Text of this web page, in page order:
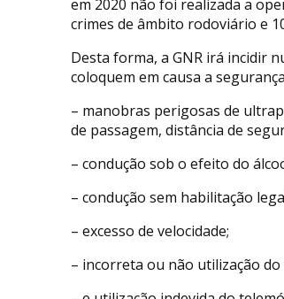
em 2020 não foi realizada a
crimes de âmbito rodoviário e
Desta forma, a GNR irá incidir
coloquem em causa a
– manobras perigosas de
de passagem, distância de
– condução sob o efeito do
– condução sem habilitação
– excesso de velocidade;
– incorreta ou não utilização